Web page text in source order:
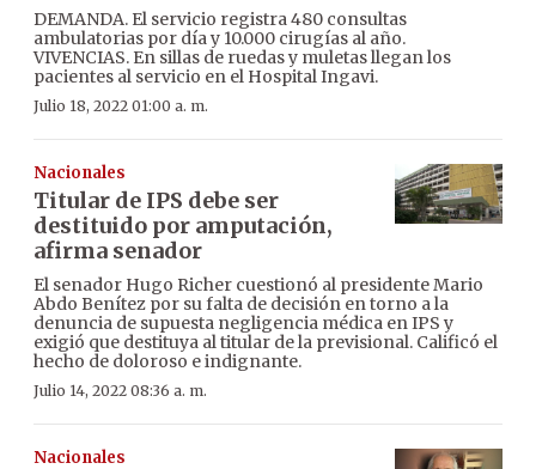
DEMANDA. El servicio registra 480 consultas
ambulatorias por día y 10.000 cirugías al año.
VIVENCIAS. En sillas de ruedas y muletas llegan los
pacientes al servicio en el Hospital Ingavi.
Julio 18, 2022 01:00 a. m.
Nacionales
Titular de IPS debe ser
destituido por amputación,
afirma senador
El senador Hugo Richer cuestionó al presidente Mario
Abdo Benítez por su falta de decisión en torno a la
denuncia de supuesta negligencia médica en IPS y
exigió que destituya al titular de la previsional. Calificó el
hecho de doloroso e indignante.
Julio 14, 2022 08:36 a. m.
Nacionales